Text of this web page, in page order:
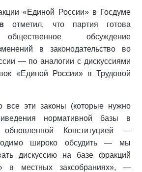
«Единой России» в Госдуме
отметил, что партия готова
общественное обсуждение
в законодательство во
— по аналогии с дискуссиями
«Единой России» в Трудовой
все эти законы (которые нужно
нормативной базы в
обновленной Конституцией —
широко обсудить — мы
дискуссию на базе фракций
в местных заксобраниях», —